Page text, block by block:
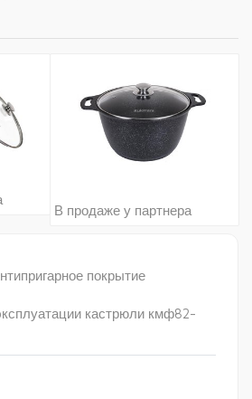
В продаже у партнера
покрытие
кастрюли кмф82-